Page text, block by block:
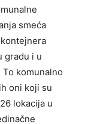
smeća
gradu i u
komunalno
oni koji su
lokacija u